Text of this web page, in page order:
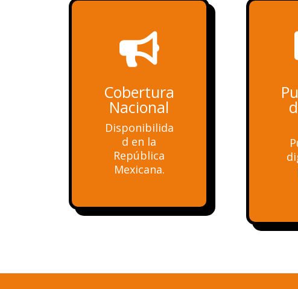

Cobertura
Nacional
Disponibilida
d en la
República
Mexicana.